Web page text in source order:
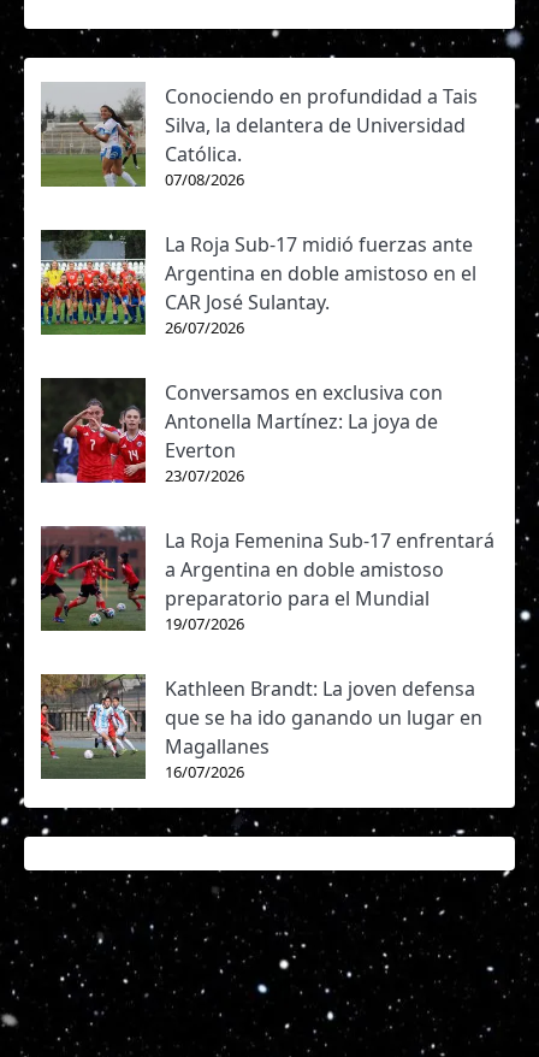
Conociendo en profundidad a Tais
Silva, la delantera de Universidad
Católica.
07/08/2026
La Roja Sub-17 midió fuerzas ante
Argentina en doble amistoso en el
CAR José Sulantay.
26/07/2026
Conversamos en exclusiva con
Antonella Martínez: La joya de
Everton
23/07/2026
La Roja Femenina Sub-17 enfrentará
a Argentina en doble amistoso
preparatorio para el Mundial
19/07/2026
Kathleen Brandt: La joven defensa
que se ha ido ganando un lugar en
Magallanes
16/07/2026